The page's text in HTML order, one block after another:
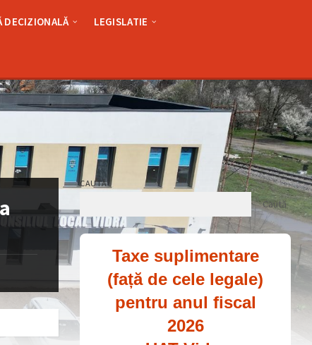
DECIZIONALĂ LEGISLATIE
CAUTĂ
Caută
Taxe suplimentare
(față de cele legale)
pentru anul fiscal
2026